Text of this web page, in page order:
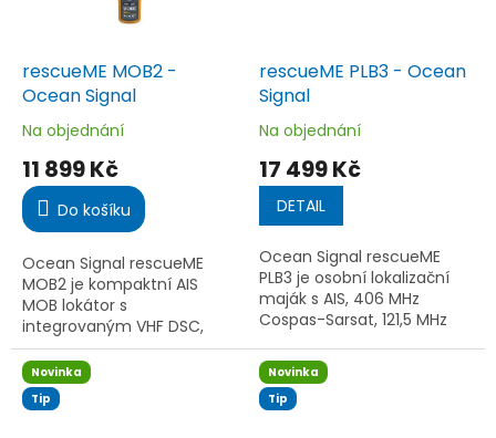
rescueME MOB2 -
Ocean Signal
Průměrné
produktu
je
5,0
5
hvězdiček.
Na objednání
11 899 Kč
Do košíku
Ocean Signal rescueME
MOB2 je kompaktní AIS
MOB lokátor s
integrovaným VHF DSC,
GPS/Galileo polohou,
automatickou aktivací v
záchranné vestě a bílým i
IR stroboskopem pro
rescueME PLB3 - Ocean
Signal
Průměrné
produktu
5,0
5
hvězdiček.
Na objednání
17 499 Kč
DETAIL
Ocean Signal rescueME
PLB3 je osobní lokalizační
maják s AIS, 406 MHz
Cospas-Sarsat, 121,5 MHz
GNSS, RLS, stroboskopu a
integraci do záchranné
vesty pomáhá...
Novinka
Tip
Novinka
Tip